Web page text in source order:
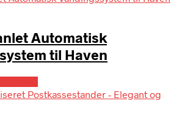
Automatisk
til Haven